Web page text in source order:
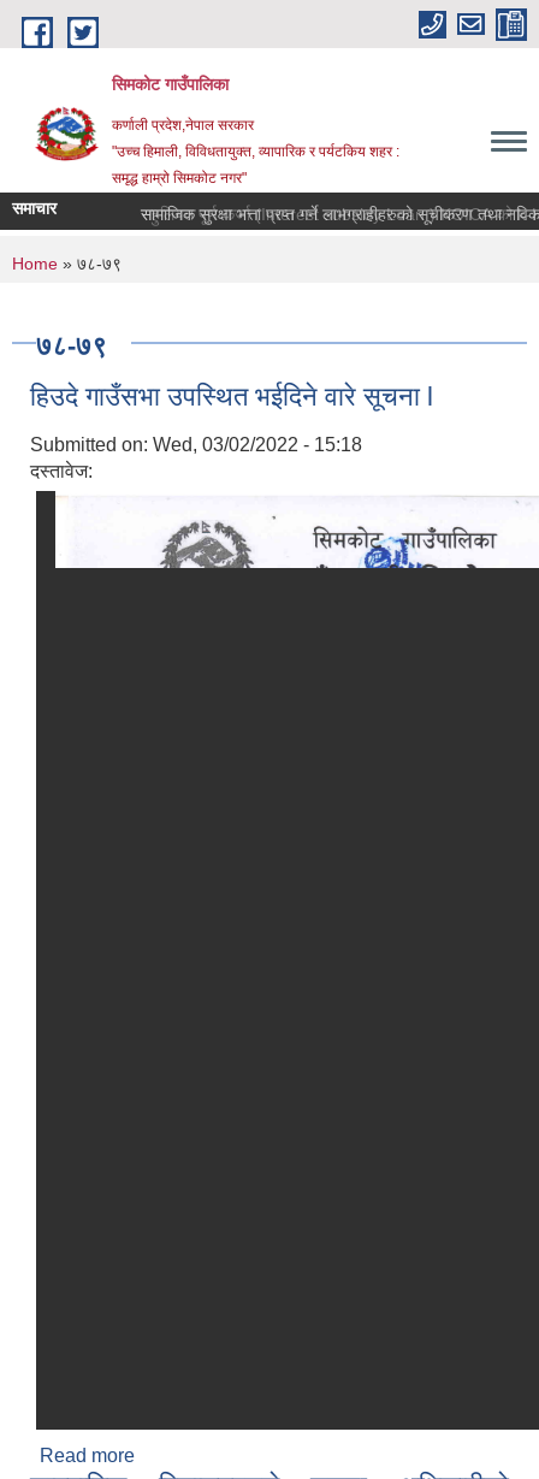
Skip to main content
सिमकोट गाउँपालिका
कर्णाली प्रदेश,नेपाल सरकार
"उच्च हिमाली, विविधतायुक्त, व्यापारिक र पर्यटकिय शहर :
समृद्ध हाम्रो सिमकोट नगर"
समाचार सामाजिक सुरक्षा भत्ता प्रप्त गर्ने लाभग्राहीहरुको सूचीकरण तथा
You are here
Home » ७८-७९
७८-७९
हिउदे गाउँसभा उपस्थित भईदिने वारे सूचना l
Submitted on: Wed, 03/02/2022 - 15:18
दस्तावेज:
Read more